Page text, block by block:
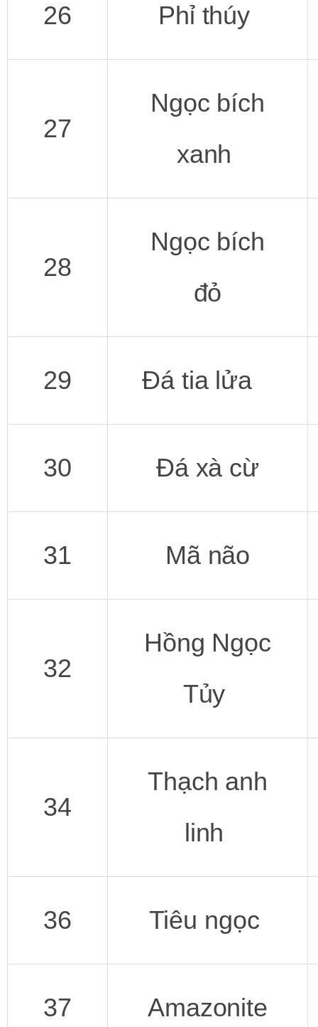
26 Phỉ thúy
27
Ngọc bích
xanh
28
Ngọc bích
đỏ
29 Đá tia lửa
30 Đá xà cừ
31 Mã não
32
Hồng Ngọc
Tủy
34
Thạch anh
linh
36 Tiêu ngọc
37 Amazonite